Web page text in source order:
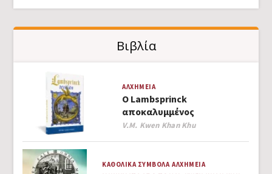
Βιβλία
ΑΛΧΗΜΕΊΑ
Ο Lambsprinck
αποκαλυμμένος
Author
V.M. Kwen Khan Khu
ΚΑΘΟΛΙΚΆ ΣΎΜΒΟΛΑ ΑΛΧΗΜΕΊΑ